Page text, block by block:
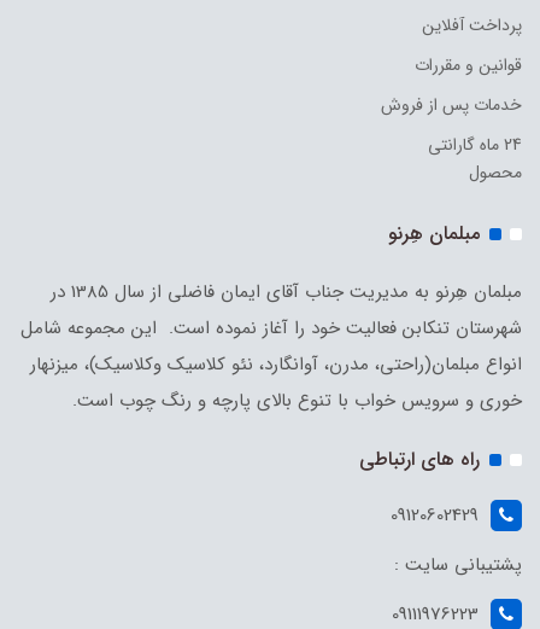
پرداخت آفلاین
قوانین و مقررات
خدمات پس از فروش
24 ماه گارانتی
محصول
مبلمان هِرنو
مبلمان هِرنو به مدیریت جناب آقای ایمان فاضلی از سال 1385 در
شهرستان تنکابن فعالیت خود را آغاز نموده است. این مجموعه شامل
انواع مبلمان(راحتی، مدرن، آوانگارد، نئو کلاسیک وکلاسیک)، میزنهار
خوری و سرویس خواب با تنوع بالای پارچه و رنگ چوب است.
راه های ارتباطی
09120602429
پشتیبانی سایت :
09111976223